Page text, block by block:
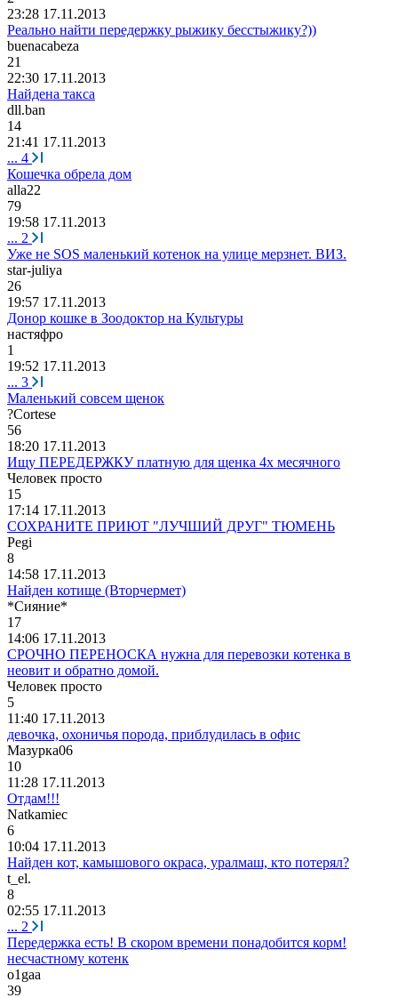
23:28 17.11.2013
Реально найти передержку рыжику бесстыжику?))
buenacabeza
21
22:30 17.11.2013
Найдена такса
dll.ban
14
21:41 17.11.2013
... 4
Кошечка обрела дом
alla22
79
19:58 17.11.2013
... 2
Уже не SOS маленький котенок на улице мерзнет. ВИЗ.
star-juliya
26
19:57 17.11.2013
Донор кошке в Зоодоктор на Культуры
настяфро
1
19:52 17.11.2013
... 3
Маленький совсем щенок
?Cortese
56
18:20 17.11.2013
Ищу ПЕРЕДЕРЖКУ платную для щенка 4х месячного
Человек просто
15
17:14 17.11.2013
CОХРАНИТЕ ПРИЮТ "ЛУЧШИЙ ДРУГ" ТЮМЕНЬ
Pegi
8
14:58 17.11.2013
Найден котище (Вторчермет)
*Сияние*
17
14:06 17.11.2013
СРОЧНО ПЕРЕНОСКА нужна для перевозки котенка в
неовит и обратно домой.
Человек просто
5
11:40 17.11.2013
девочка, охоничья порода, приблудилась в офис
Мазурка06
10
11:28 17.11.2013
Отдам!!!
Natkamiec
6
10:04 17.11.2013
Найден кот, камышового окраса, уралмаш, кто потерял?
t_el.
8
02:55 17.11.2013
... 2
Передержка есть! В скором времени понадобится корм!
несчастному котенк
o1gaa
39